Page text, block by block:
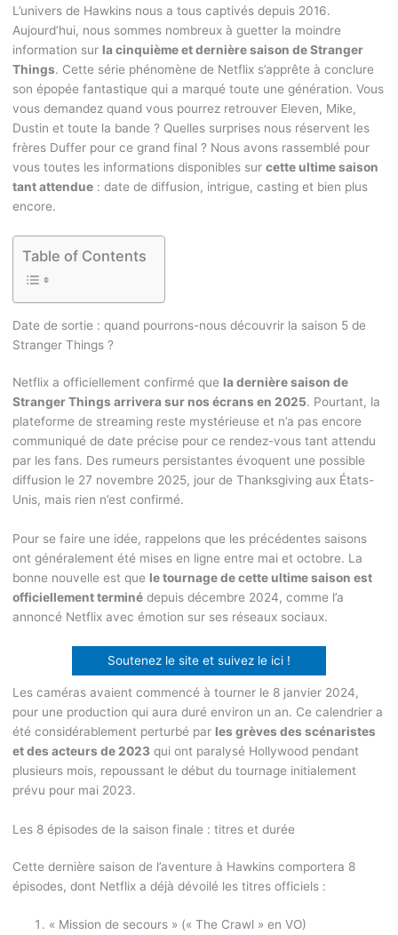
L’univers de Hawkins nous a tous captivés depuis 2016.
Aujourd’hui, nous sommes nombreux à guetter la moindre
information sur la cinquième et dernière saison de Stranger
Things. Cette série phénomène de Netflix s’apprête à conclure
son épopée fantastique qui a marqué toute une génération. Vous
vous demandez quand vous pourrez retrouver Eleven, Mike,
Dustin et toute la bande ? Quelles surprises nous réservent les
frères Duffer pour ce grand final ? Nous avons rassemblé pour
vous toutes les informations disponibles sur cette ultime saison
tant attendue: date de diffusion, intrigue, casting et bien plus
encore.
Table of Contents
Date de sortie : quand pourrons-nous découvrir la saison 5 de
Stranger Things ?
Netflix a officiellement confirmé que la dernière saison de
Stranger Things arrivera sur nos écrans en 2025. Pourtant, la
plateforme de streaming reste mystérieuse et n’a pas encore
communiqué de date précise pour ce rendez-vous tant attendu
par les fans. Des rumeurs persistantes évoquent une possible
diffusion le 27 novembre 2025, jour de Thanksgiving aux États-
Unis, mais rien n’est confirmé.
Pour se faire une idée, rappelons que les précédentes saisons
ont généralement été mises en ligne entre mai et octobre. La
bonne nouvelle est que le tournage de cette ultime saison est
officiellement terminédepuis décembre 2024, comme l’a
annoncé Netflix avec émotion sur ses réseaux sociaux.
Soutenez le site et suivez le ici !
Les caméras avaient commencé à tourner le 8 janvier 2024,
pour une production qui aura duré environ un an. Ce calendrier a
été considérablement perturbé par les grèves des scénaristes
et des acteurs de 2023qui ont paralysé Hollywood pendant
plusieurs mois, repoussant le début du tournage initialement
prévu pour mai 2023.
Les 8 épisodes de la saison finale : titres et durée
Cette dernière saison de l’aventure à Hawkins comportera 8
épisodes, dont Netflix a déjà dévoilé les titres officiels :
« Mission de secours » (« The Crawl » en VO)